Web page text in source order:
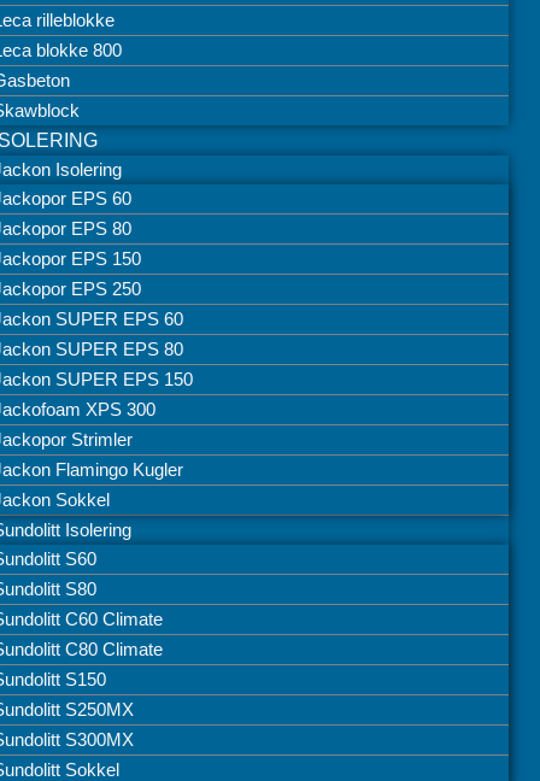
rilleblokke
blokke 800
Isolering
EPS 60
EPS 80
EPS 150
EPS 250
SUPER EPS 60
SUPER EPS 80
SUPER EPS 150
XPS 300
Strimler
Flamingo Kugler
Sokkel
Isolering
S60
S80
C60 Climate
C80 Climate
S150
S250MX
S300MX
Sokkel